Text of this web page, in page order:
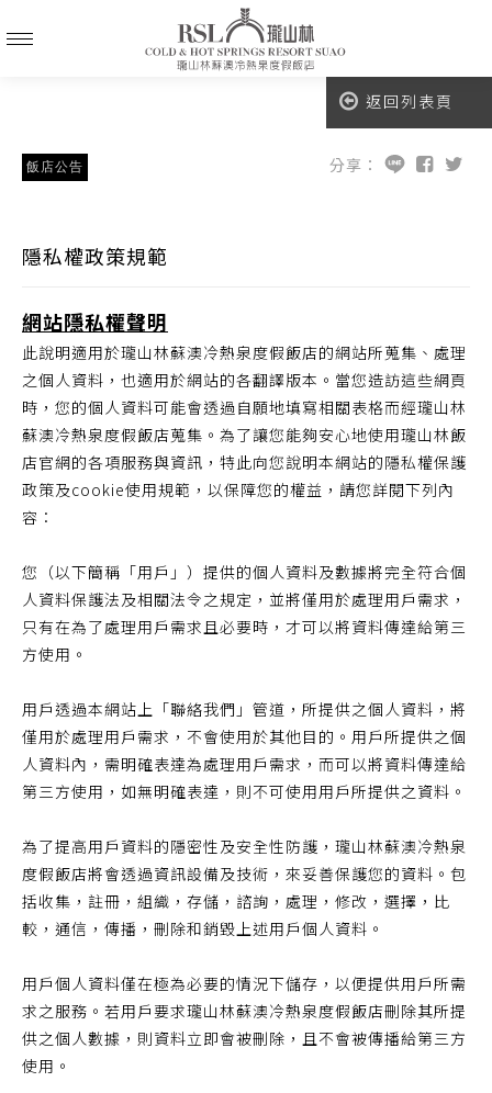
返回列表頁
飯店公告 分享：
隱私權政策規範
網站隱私權聲明
此說明適用於瓏山林蘇澳冷熱泉度假飯店的網站所蒐集、處理
之個人資料，也適用於網站的各翻譯版本。當您造訪這些網頁
時，您的個人資料可能會透過自願地填寫相關表格而經瓏山林
蘇澳冷熱泉度假飯店蒐集。為了讓您能夠安心地使用瓏山林飯
店官網的各項服務與資訊，特此向您說明本網站的隱私權保護
政策及cookie使用規範，以保障您的權益，請您詳閱下列內
容：
您（以下簡稱「用戶」）提供的個人資料及數據將完全符合個
人資料保護法及相關法令之規定，並將僅用於處理用戶需求，
只有在為了處理用戶需求且必要時，才可以將資料傳達給第三
方使用。
用戶透過本網站上「聯絡我們」管道，所提供之個人資料，將
僅用於處理用戶需求，不會使用於其他目的。用戶所提供之個
人資料內，需明確表達為處理用戶需求，而可以將資料傳達給
第三方使用，如無明確表達，則不可使用用戶所提供之資料。
為了提高用戶資料的隱密性及安全性防護，瓏山林蘇澳冷熱泉
度假飯店將會透過資訊設備及技術，來妥善保護您的資料。包
括收集，註冊，組織，存儲，諮詢，處理，修改，選擇，比
較，通信，傳播，刪除和銷毀上述用戶個人資料。
用戶個人資料僅在極為必要的情況下儲存，以便提供用戶所需
求之服務。若用戶要求瓏山林蘇澳冷熱泉度假飯店刪除其所提
供之個人數據，則資料立即會被刪除，且不會被傳播給第三方
使用。